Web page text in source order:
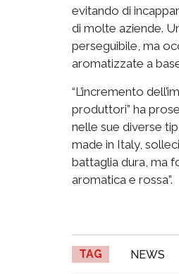
evitando di
di molte aziende.
perseguibile, ma
aromatizzate a
“L’incremento
produttori” ha
nelle sue diverse
made in Italy,
battaglia dura, ma
aromatica e rossa”.
TAG NEWS